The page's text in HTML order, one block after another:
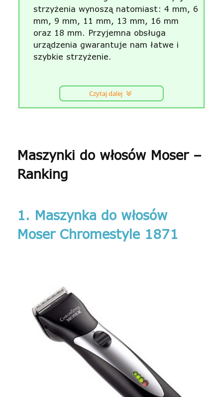
strzyżenia wynoszą natomiast: 4 mm, 6
mm, 9 mm, 11 mm, 13 mm, 16 mm
oraz 18 mm. Przyjemna obsługa
urządzenia gwarantuje nam łatwe i
szybkie strzyżenie.
Czytaj dalej
Maszynki do włosów Moser –
Ranking
1. Maszynka do włosów
Moser Chromestyle 1871